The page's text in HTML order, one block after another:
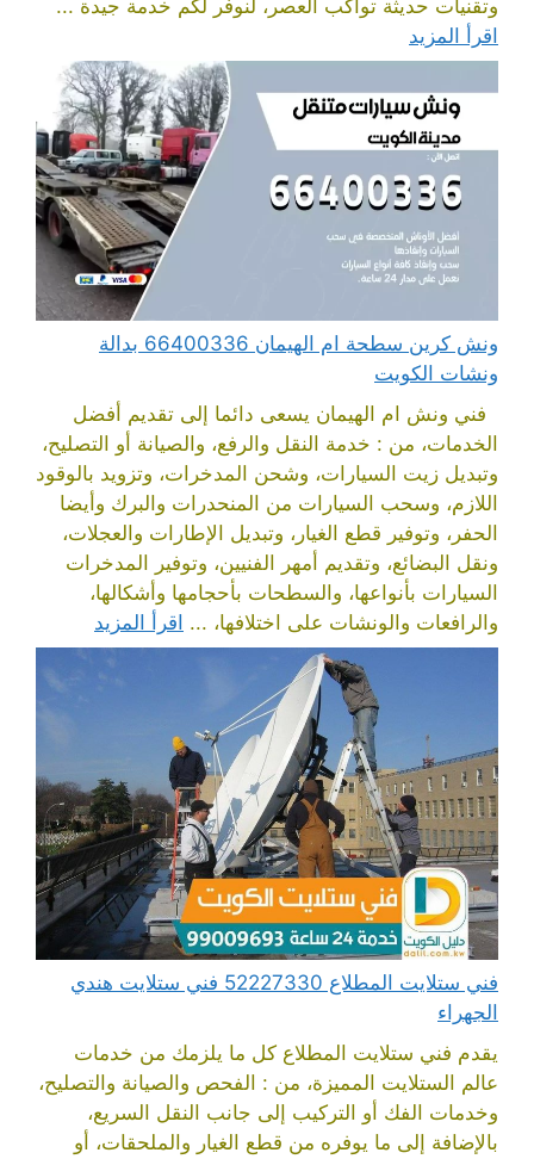
وتقنيات حديثة تواكب العصر، لنوفر لكم خدمة جيدة ...
اقرأ المزيد
ونش كرين سطحة ام الهيمان 66400336 بدالة
ونشات الكويت
فني ونش ام الهيمان يسعى دائما إلى تقديم أفضل
الخدمات، من : خدمة النقل والرفع، والصيانة أو التصليح،
وتبديل زيت السيارات، وشحن المدخرات، وتزويد بالوقود
اللازم، وسحب السيارات من المنحدرات والبرك وأيضا
الحفر، وتوفير قطع الغيار، وتبديل الإطارات والعجلات،
ونقل البضائع، وتقديم أمهر الفنيين، وتوفير المدخرات
السيارات بأنواعها، والسطحات بأحجامها وأشكالها،
والرافعات والونشات على اختلافها، ... اقرأ المزيد
فني ستلايت المطلاع 52227330 فني ستلايت هندي
الجهراء
يقدم فني ستلايت المطلاع كل ما يلزمك من خدمات
عالم الستلايت المميزة، من : الفحص والصيانة والتصليح،
وخدمات الفك أو التركيب إلى جانب النقل السريع،
بالإضافة إلى ما يوفره من قطع الغيار والملحقات، أو